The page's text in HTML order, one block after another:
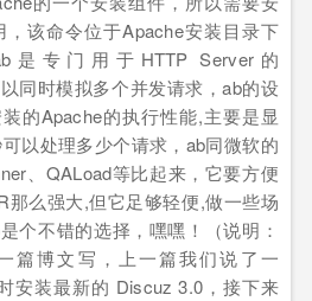
，该命令位于Apache安装目录下
是专门用于 HTTP Server 的
以同时模拟多个并发请求，ab的设
的Apache的执行性能,主要是显
以处理多少个请求， ab同微软的
QALoad等比起来，它要方便
那么强大,但它足够轻便,做一些场
是个不错的选择，嘿嘿！（说明：
篇博文写，上一篇我们说了一
安装最新的 Discuz 3.0 ，接下来